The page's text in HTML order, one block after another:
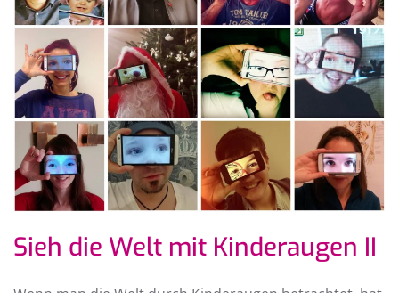
Sieh die Welt mit Kinderaugen II